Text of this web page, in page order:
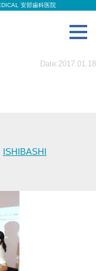
安部歯科医院
Date:2017.01.18
ISHIBASHI